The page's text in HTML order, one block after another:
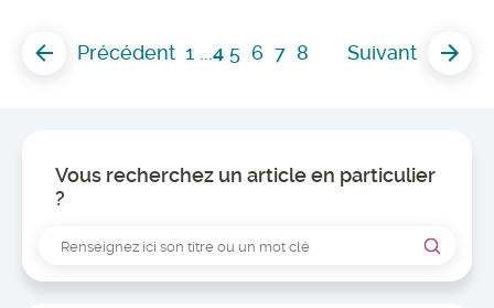
Vous recherchez un article en particulier
?
Précédent 1 4 5 6 7 8 Suivant